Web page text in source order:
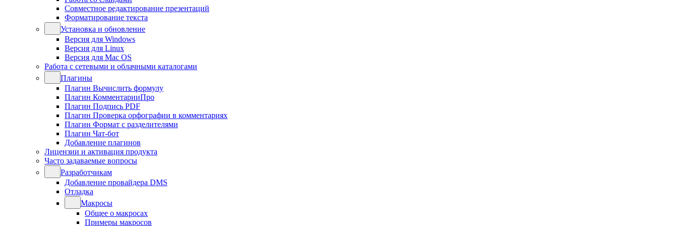
Совместное редактирование презентаций
Форматирование текста
Установка и обновление
Версия для Windows
Версия для Linux
Версия для Mac OS
Работа с сетевыми и облачными каталогами
Плагины
Плагин Вычислить формулу
Плагин КомментарииПро
Плагин Подпись PDF
Плагин Проверка орфографии в комментариях
Плагин Формат с разделителями
Плагин Чат-бот
Добавление плагинов
Лицензии и активация продукта
Часто задаваемые вопросы
Разработчикам
Добавление провайдера DMS
Отладка
Макросы
Общее о макросах
Примеры макросов